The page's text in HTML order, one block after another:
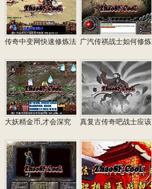
传奇中变网快速修炼法 广汽传祺战士如何修炼
大妖精金币,才会深究 真复古传奇吧战士应该